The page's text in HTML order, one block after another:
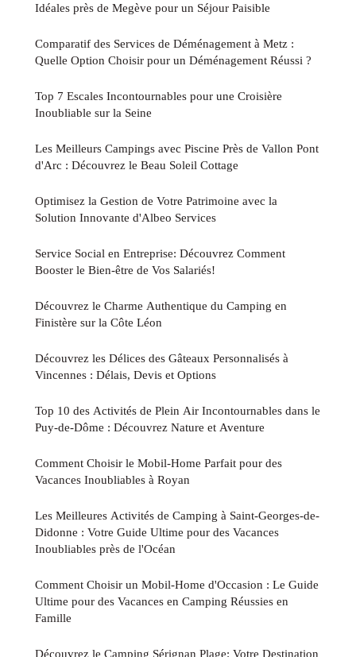
Idéales près de Megève pour un Séjour Paisible
Comparatif des Services de Déménagement à Metz :
Quelle Option Choisir pour un Déménagement Réussi ?
Top 7 Escales Incontournables pour une Croisière
Inoubliable sur la Seine
Les Meilleurs Campings avec Piscine Près de Vallon Pont
d'Arc : Découvrez le Beau Soleil Cottage
Optimisez la Gestion de Votre Patrimoine avec la
Solution Innovante d'Albeo Services
Service Social en Entreprise: Découvrez Comment
Booster le Bien-être de Vos Salariés!
Découvrez le Charme Authentique du Camping en
Finistère sur la Côte Léon
Découvrez les Délices des Gâteaux Personnalisés à
Vincennes : Délais, Devis et Options
Top 10 des Activités de Plein Air Incontournables dans le
Puy-de-Dôme : Découvrez Nature et Aventure
Comment Choisir le Mobil-Home Parfait pour des
Vacances Inoubliables à Royan
Les Meilleures Activités de Camping à Saint-Georges-de-
Didonne : Votre Guide Ultime pour des Vacances
Inoubliables près de l'Océan
Comment Choisir un Mobil-Home d'Occasion : Le Guide
Ultime pour des Vacances en Camping Réussies en
Famille
Découvrez le Camping Sérignan Plage: Votre Destination